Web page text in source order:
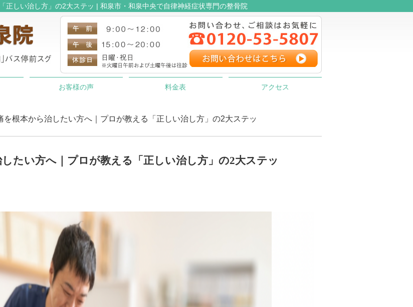
正しい治し方」の2大ステッ | 和泉市・和泉中央で自律神経症状専門の整骨院
お客様の声 料金表 アクセス
を根本から治したい方へ｜プロが教える「正しい治し方」の2大ステッ
たい方へ｜プロが教える「正しい治し方」の2大ステッ